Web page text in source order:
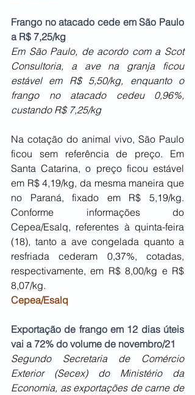
Frango no atacado cede em São Paulo
a R$ 7,25/kg
Em São Paulo, de acordo com a Scot
Consultoria, a ave na granja ficou
estável em R$ 5,50/kg, enquanto o
frango no atacado cedeu 0,96%,
custando R$ 7,25/kg
Na cotação do animal vivo, São Paulo
ficou sem referência de preço. Em
Santa Catarina, o preço ficou estável
em R$ 4,19/kg, da mesma maneira que
no Paraná, fixado em R$ 5,19/kg.
Conforme informações do
Cepea/Esalq, referentes à quinta-feira
(18), tanto a ave congelada quanto a
resfriada cederam 0,37%, cotadas,
respectivamente, em R$ 8,00/kg e R$
8,07/kg.
Cepea/Esalq
Exportação de frango em 12 dias úteis
vai a 72% do volume de novembro/21
Segundo Secretaria de Comércio
Exterior (Secex) do Ministério da
Economia, as exportações de carne de